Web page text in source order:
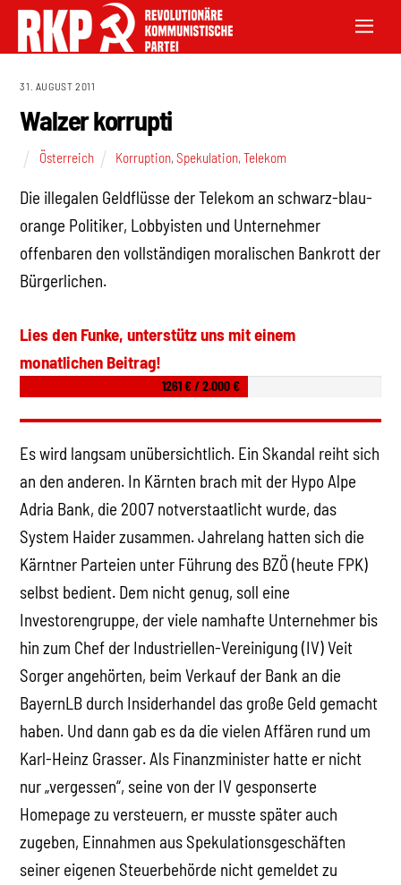
31. AUGUST 2011
Walzer korrupti
Österreich Korruption,Spekulation,Telekom
Die illegalen Geldflüsse der Telekom an schwarz-blau-
orange Politiker, Lobbyisten und Unternehmer
offenbaren den vollständigen moralischen Bankrott der
Bürgerlichen.
Lies den Funke, unterstütz uns mit einem
monatlichen Beitrag!
1261 € / 2.000 €
Es wird langsam unübersichtlich. Ein Skandal reiht sich
an den anderen. In Kärnten brach mit der Hypo Alpe
Adria Bank, die 2007 notverstaatlicht wurde, das
System Haider zusammen. Jahrelang hatten sich die
Kärntner Parteien unter Führung des BZÖ (heute FPK)
selbst bedient. Dem nicht genug, soll eine
Investorengruppe, der viele namhafte Unternehmer bis
hin zum Chef der Industriellen-Vereinigung (IV) Veit
Sorger angehörten, beim Verkauf der Bank an die
BayernLB durch Insiderhandel das große Geld gemacht
haben. Und dann gab es da die vielen Affären rund um
Karl-Heinz Grasser. Als Finanzminister hatte er nicht
nur „vergessen“, seine von der IV gesponserte
Homepage zu versteuern, er musste später auch
zugeben, Einnahmen aus Spekulationsgeschäften
seiner eigenen Steuerbehörde nicht gemeldet zu